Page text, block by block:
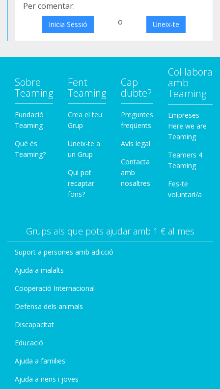
Per comentar:
Inicia Sessió o Uneix-te
Sobre
Teaming
Fundació
Teaming
Què és
Teaming?
Fent
Teaming
Crea el teu
Grup
Uneix-te a
un Grup
Qui pot
recaptar
fons?
Cap
dubte?
Preguntes
freqüents
Avís legal
Contacta
amb
nosaltres
Col·labora
amb
Teaming
Empreses
Here we are
Teaming
Teamers 4
Teaming
Fes-te
voluntari/a
Grups als que pots ajudar amb 1 € al mes
Suport a persones amb adicció
Ajuda a malalts
Cooperació Internacional
Defensa dels animals
Discapacitat
Educació
Ajuda a families
Ajuda a nens i joves